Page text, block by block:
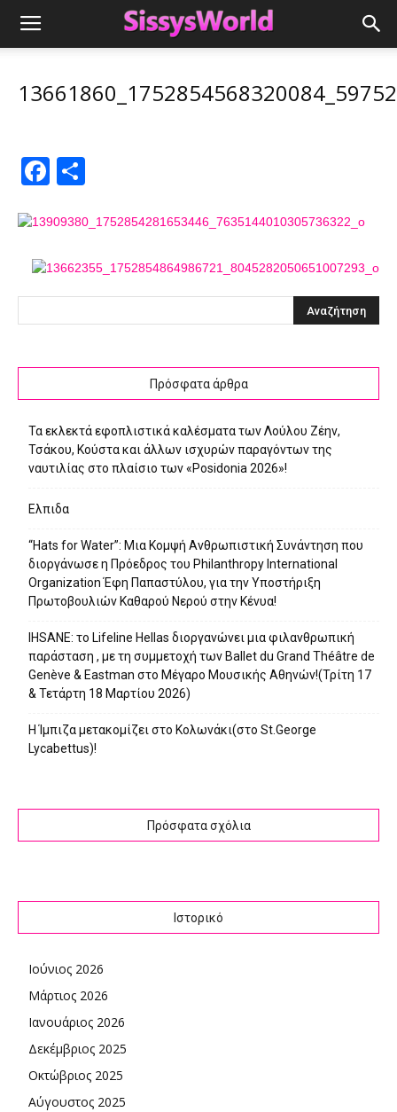
Facebook
Πρόσφατα άρθρα
Τα εκλεκτά εφοπλιστικά καλέσματα των Λούλου Ζέην,
Τσάκου, Κούστα και άλλων ισχυρών παραγόντων της
ναυτιλίας στο πλαίσιο των «Posidonia 2026»!
Ελπιδα
“Hats for Water”: Μια Κομψή Ανθρωπιστική Συνάντηση που
διοργάνωσε η Πρόεδρος του Philanthropy International
Organization Έφη Παπαστύλου, για την Υποστήριξη
Πρωτοβουλιών Καθαρού Νερού στην Κένυα!
IHSANE: το Lifeline Hellas διοργανώνει μια φιλανθρωπική
παράσταση , με τη συμμετοχή των Ballet du Grand Théâtre de
Genève & Eastman στο Μέγαρο Μουσικής Αθηνών!(Τρίτη 17
& Τετάρτη 18 Μαρτίου 2026)
Η Ίμπιζα μετακομίζει στο Κολωνάκι(στο St.George
Lycabettus)!
Πρόσφατα σχόλια
Ιστορικό
Ιούνιος 2026
Μάρτιος 2026
Ιανουάριος 2026
Δεκέμβριος 2025
Οκτώβριος 2025
Αύγουστος 2025